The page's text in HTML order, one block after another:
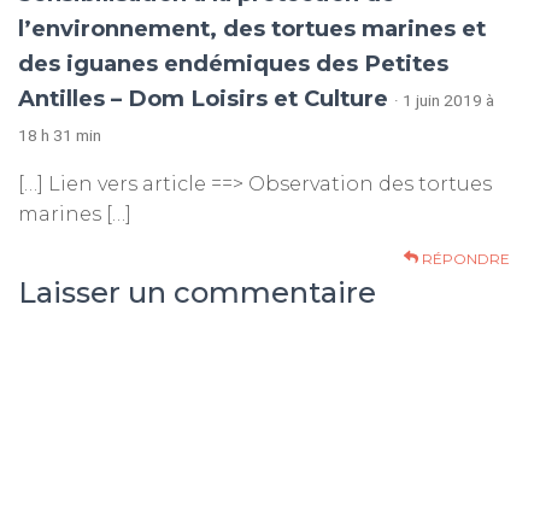
l’environnement, des tortues marines et
des iguanes endémiques des Petites
Antilles – Dom Loisirs et Culture · 1 juin 2019 à
18 h 31 min
[…] Lien vers article ==> Observation des tortues
marines […]
RÉPONDRE
Laisser un commentaire